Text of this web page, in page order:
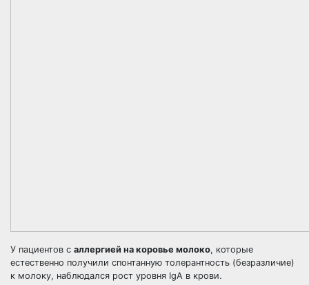
У пациентов с аллергией на коровье молоко, которые
естественно получили спонтанную толерантность (безразличие)
к молоку, наблюдался рост уровня IgA в крови.